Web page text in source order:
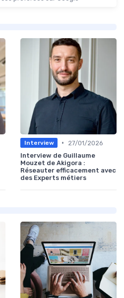
Interview •
27/01/2026
Interview de Guillaume
Mouzet de Akigora :
Réseauter efficacement avec
des Experts métiers